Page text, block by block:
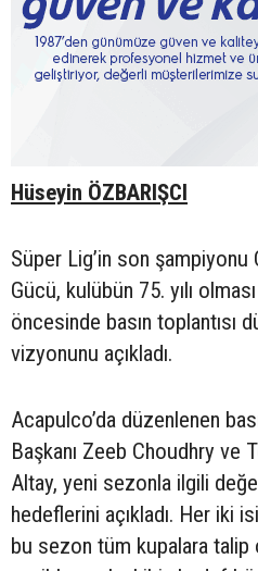
Hüseyin ÖZBARIŞCI
Süper Lig’in son şampiyonu
Gücü, kulübün 75. yılı
öncesinde basın toplantısı
vizyonunu açıkladı.
Acapulco’da düzenlenen
Başkanı Zeeb Choudhry ve
Altay, yeni sezonla ilgili
hedeflerini açıkladı. Her iki
bu sezon tüm kupalara